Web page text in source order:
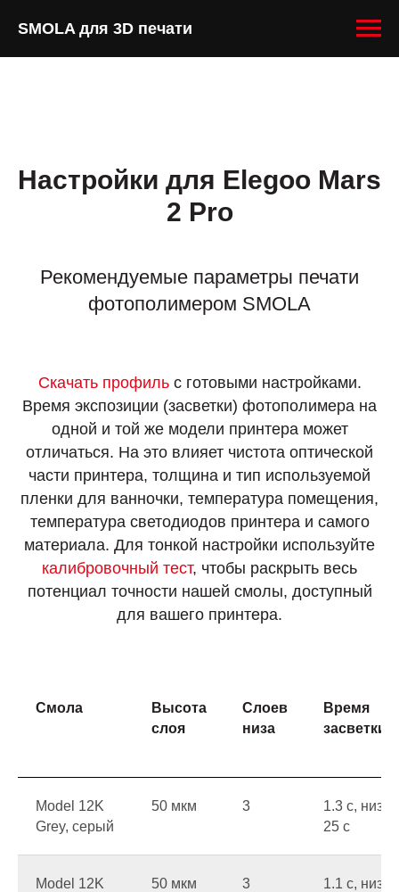
SMOLA для 3D печати
Настройки для Elegoo Mars
2 Pro
Рекомендуемые параметры печати
фотополимером SMOLA
Скачать профильс готовыми настройками.
Время экспозиции (засветки) фотополимера на
одной и той же модели принтера может
отличаться. На это влияет чистота оптической
части принтера, толщина и тип используемой
пленки для ванночки, температура помещения,
температура светодиодов принтера и самого
материала. Для тонкой настройки используйте
калибровочный тест, чтобы раскрыть весь
потенциал точности нашей смолы, доступный
для вашего принтера.
Смола
Высота
слоя
Слоев
низа
Время
засветки
Model 12K
Grey, серый
50 мкм 3
1.3 c, низ
25 c
Model 12K
50 мкм 3
1.1 c, низ